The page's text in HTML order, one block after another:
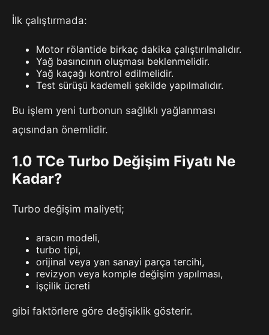
İlk çalıştırmada:
Motor rölantide birkaç dakika çalıştırılmalıdır.
Yağ basıncının oluşması beklenmelidir.
Yağ kaçağı kontrol edilmelidir.
Test sürüşü kademeli şekilde yapılmalıdır.
Bu işlem yeni turbonun sağlıklı yağlanması
açısından önemlidir.
1.0 TCe Turbo Değişim Fiyatı Ne
Kadar?
Turbo değişim maliyeti;
aracın modeli,
turbo tipi,
orijinal veya yan sanayi parça tercihi,
revizyon veya komple değişim yapılması,
işçilik ücreti
gibi faktörlere göre değişiklik gösterir.